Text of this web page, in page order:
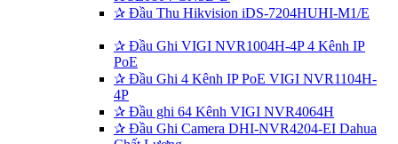
✰ Đầu Thu Hikvision iDS-7204HUHI-M1/E
✰ Đầu Ghi VIGI NVR1004H-4P 4 Kênh IP
PoE
✰ Đầu Ghi 4 Kênh IP PoE VIGI NVR1104H-
4P
✰ Đầu ghi 64 Kênh VIGI NVR4064H
✰ Đầu Ghi Camera DHI-NVR4204-EI Dahua